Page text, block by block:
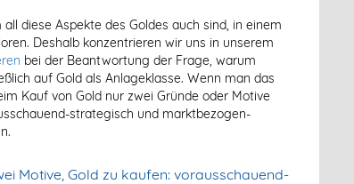
diese Aspekte des Goldes auch sind, in einem
Deshalb konzentrieren wir uns in unserem
bei der Beantwortung der Frage, warum
auf Gold als Anlageklasse. Wenn man das
Kauf von Gold nur zwei Gründe oder Motive
strategisch und marktbezogen-
Motive, Gold zu kaufen: vorausschauend-